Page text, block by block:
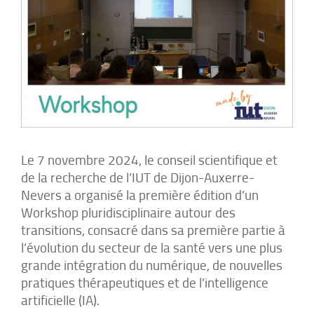
Le 7 novembre 2024, le conseil scientifique et
de la recherche de l’IUT de Dijon-Auxerre-
Nevers a organisé la première édition d’un
Workshop pluridisciplinaire autour des
transitions, consacré dans sa première partie à
l’évolution du secteur de la santé vers une plus
grande intégration du numérique, de nouvelles
pratiques thérapeutiques et de l’intelligence
artificielle (IA).